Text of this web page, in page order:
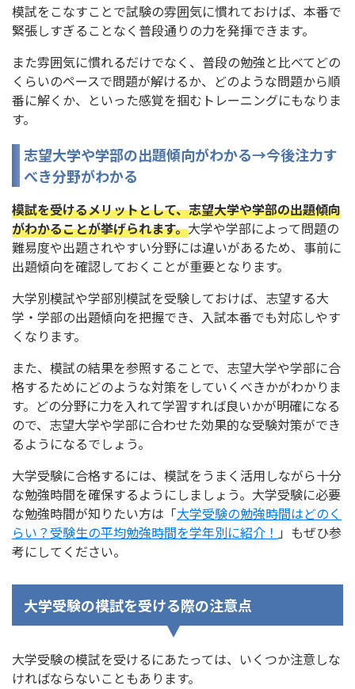
模試をこなすことで試験の雰囲気に慣れておけば、本番で
緊張しすぎることなく普段通りの力を発揮できます。
また雰囲気に慣れるだけでなく、普段の勉強と比べてどの
くらいのペースで問題が解けるか、どのような問題から順
番に解くか、といった感覚を掴むトレーニングにもなりま
す。
志望大学や学部の出題傾向がわかる→今後注力す
べき分野がわかる
模試を受けるメリットとして、志望大学や学部の出題傾向
がわかることが挙げられます。大学や学部によって問題の
難易度や出題されやすい分野には違いがあるため、事前に
出題傾向を確認しておくことが重要となります。
大学別模試や学部別模試を受験しておけば、志望する大
学・学部の出題傾向を把握でき、入試本番でも対応しやす
くなります。
また、模試の結果を参照することで、志望大学や学部に合
格するためにどのような対策をしていくべきかがわかりま
す。どの分野に力を入れて学習すれば良いかが明確になる
ので、志望大学や学部に合わせた効果的な受験対策ができ
るようになるでしょう。
大学受験に合格するには、模試をうまく活用しながら十分
な勉強時間を確保するようにしましょう。大学受験に必要
な勉強時間が知りたい方は「大学受験の勉強時間はどのく
らい？受験生の平均勉強時間を学年別に紹介！ 」もぜひ参
考にしてください。
大学受験の模試を受ける際の注意点
大学受験の模試を受けるにあたっては、いくつか注意しな
ければならないこともあります。